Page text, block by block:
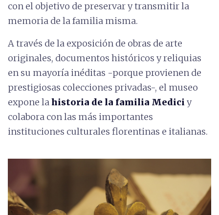
con el objetivo de preservar y transmitir la
memoria de la familia misma.
A través de la exposición de obras de arte
originales, documentos históricos y reliquias
en su mayoría inéditas -porque provienen de
prestigiosas colecciones privadas-, el museo
expone lahistoria de la familia Medici y
colabora con las más importantes
instituciones culturales florentinas e italianas.